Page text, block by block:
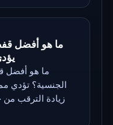
ما هو أفضل
ما هو أفضل
الجنسية؟ تؤدي
زيادة الترقب